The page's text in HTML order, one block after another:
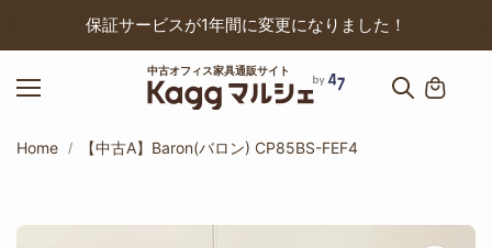
保証サービスが1年間に変更になりました！
中古オフィス家具通販サイト
Home 【中古A】Baron(バロン) CP85BS-FEF4